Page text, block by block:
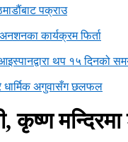
पक्राउ
कार्यक्रम फिर्ता
थप १५ दिनको
धार्मिक अगुवासँग छलफल
कृष्ण